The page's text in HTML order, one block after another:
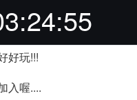
好玩!!!
入喔....